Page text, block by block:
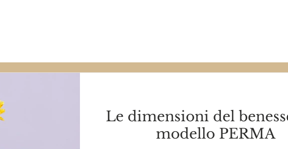
Diario di bordo
Le dimensioni del
modello PERMA